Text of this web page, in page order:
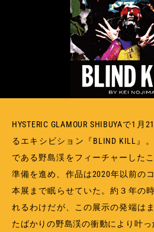
HYSTERIC GLAMOUR SHIBUYAで1
るエキシビション『BLIND KILL』
である野島渓をフィーチャーした
準備を進め、作品は2020年以前の
本展まで眠らせていた。約３年の
れるわけだが、この展示の発端は
たばかりの野島渓の衝動により叶っ